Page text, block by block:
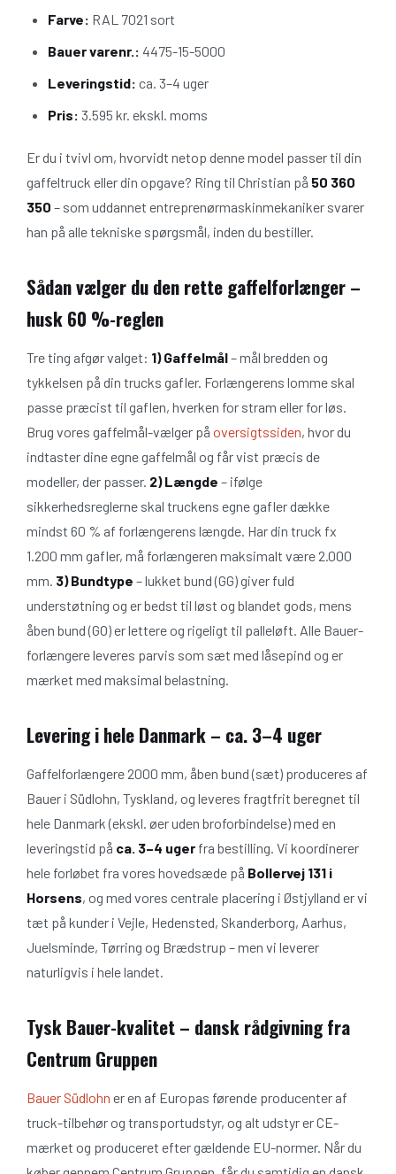
Farve: RAL 7021 sort
Bauer varenr.: 4475-15-5000
Leveringstid: ca. 3–4 uger
Pris: 3.595 kr. ekskl. moms
Er du i tvivl om, hvorvidt netop denne model passer til din
gaffeltruck eller din opgave? Ring til Christian på 50 360
350 – som uddannet entreprenørmaskinmekaniker svarer
han på alle tekniske spørgsmål, inden du bestiller.
Sådan vælger du den rette gaffelforlænger –
husk 60 %-reglen
Tre ting afgør valget: 1) Gaffelmål– mål bredden og
tykkelsen på din trucks gafler. Forlængerens lomme skal
passe præcist til gaflen, hverken for stram eller for løs.
Brug vores gaffelmål-vælger på oversigtssiden, hvor du
indtaster dine egne gaffelmål og får vist præcis de
modeller, der passer. 2) Længde – ifølge
sikkerhedsreglerne skal truckens egne gafler dække
mindst 60 % af forlængerens længde. Har din truck fx
1.200 mm gafler, må forlængeren maksimalt være 2.000
mm. 3) Bundtype – lukket bund (GG) giver fuld
understøtning og er bedst til løst og blandet gods, mens
åben bund (GO) er lettere og rigeligt til palleløft. Alle Bauer-
forlængere leveres parvis som sæt med låsepind og er
mærket med maksimal belastning.
Levering i hele Danmark – ca. 3–4 uger
Gaffelforlængere 2000 mm, åben bund (sæt) produceres af
Bauer i Südlohn, Tyskland, og leveres fragtfrit beregnet til
hele Danmark (ekskl. øer uden broforbindelse) med en
leveringstid på ca. 3–4 uger fra bestilling. Vi koordinerer
hele forløbet fra vores hovedsæde på Bollervej 131 i
Horsens, og med vores centrale placering i Østjylland er vi
tæt på kunder i Vejle, Hedensted, Skanderborg, Aarhus,
Juelsminde, Tørring og Brædstrup – men vi leverer
naturligvis i hele landet.
Tysk Bauer-kvalitet – dansk rådgivning fra
Centrum Gruppen
Bauer Südlohn er en af Europas førende producenter af
truck-tilbehør og transportudstyr, og alt udstyr er CE-
mærket og produceret efter gældende EU-normer. Når du